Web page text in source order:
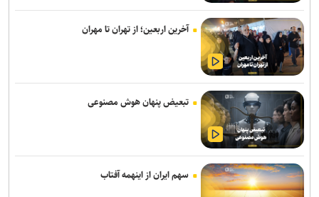
با وجود افزایش ترددها، آمار تصادفات و فوتی‌های اربعین کاهش یافت/
هیچ حادثه امنیتی تا این لحظه نداشتیم
امروز
حریق ۳ سوله در شهرک صنعتی شمس‌آباد با ۲۶ مصدوم
وزیر بهداشت: سلامت مردم مناطق صنعتی به‌صورت مستمر رصد می‌شود
ضوابط جدید گزینش دانشجومعلمان ابلاغ شد
آخرین اربعین؛ از تهران تا مهران
تبعیض پنهان هوش مصنوعی
سهم ایران از اینهمه آفتاب